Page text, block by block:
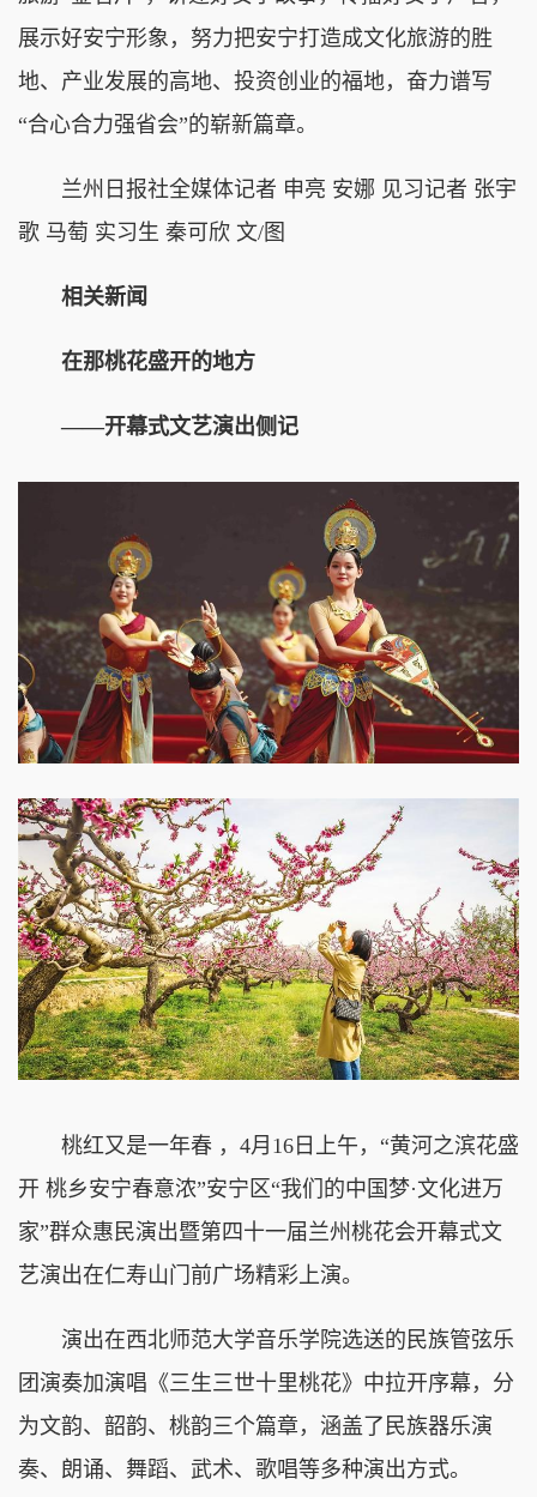
展示好安宁形象，努力把安宁打造成文化旅游的胜
地、产业发展的高地、投资创业的福地，奋力谱写
“合心合力强省会”的崭新篇章。
兰州日报社全媒体记者 申亮 安娜 见习记者 张宇
歌 马萄 实习生 秦可欣 文/图
相关新闻
在那桃花盛开的地方
——开幕式文艺演出侧记
桃红又是一年春 ，4月16日上午，“黄河之滨花盛
开 桃乡安宁春意浓”安宁区“我们的中国梦·文化进万
家”群众惠民演出暨第四十一届兰州桃花会开幕式文
艺演出在仁寿山门前广场精彩上演。
演出在西北师范大学音乐学院选送的民族管弦乐
团演奏加演唱《三生三世十里桃花》中拉开序幕，分
为文韵、韶韵、桃韵三个篇章，涵盖了民族器乐演
奏、朗诵、舞蹈、武术、歌唱等多种演出方式。